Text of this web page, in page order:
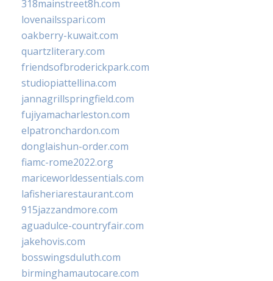
318mainstreet8h.com
lovenailsspari.com
oakberry-kuwait.com
quartzliterary.com
friendsofbroderickpark.com
studiopiattellina.com
jannagrillspringfield.com
fujiyamacharleston.com
elpatronchardon.com
donglaishun-order.com
fiamc-rome2022.org
mariceworldessentials.com
lafisheriarestaurant.com
915jazzandmore.com
aguadulce-countryfair.com
jakehovis.com
bosswingsduluth.com
birminghamautocare.com